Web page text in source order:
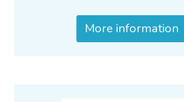
More information